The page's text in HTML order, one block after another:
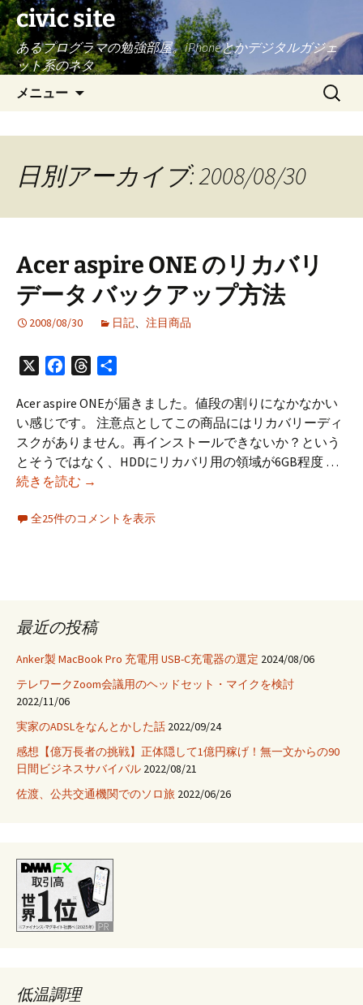
civic site
あるプログラマの勉強部屋。iPhoneとかデジタルガジェ
ット系のネタ
メニュー
へ
キ
プ
検
索:
日別アーカイブ: 2008/08/30
Acer aspire ONE のリカバリ
データ バックアップ方法
2008/08/30 日記、 注目商品
FacebookThreads
Acer aspire ONEが届きました。値段の割りになかなかい
い感じです。 注意点としてこの商品にはリカバリーディ
スクがありません。再インストールできないか？という
とそうではなく、HDDにリカバリ用の領域が6GB程度 …
続きを読む Acer
ONE
リ
デ
ー
ク
ア
ッ
プ
→
全25件のコメントを表示
最近の投稿
Anker製 MacBook Pro 充電用 USB-C充電器の選定 2024/08/06
テレワークZoom会議用のヘッドセット・マイクを検討
2022/11/06
実家のADSLをなんとかした話 2022/09/24
感想【億万長者の挑戦】正体隠して1億円稼げ！無一文からの90
日間ビジネスサバイバル 2022/08/21
佐渡、公共交通機関でのソロ旅 2022/06/26
低温調理